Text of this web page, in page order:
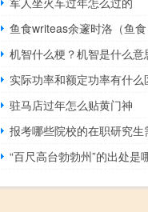
鱼食writeas余邃时洛（鱼食
机智什么梗？机智是什么意
实际功率和额定功率有什么
驻马店过年怎么贴黄门神
报考哪些院校的在职研究生
“百尺高台勃勃州”的出处是